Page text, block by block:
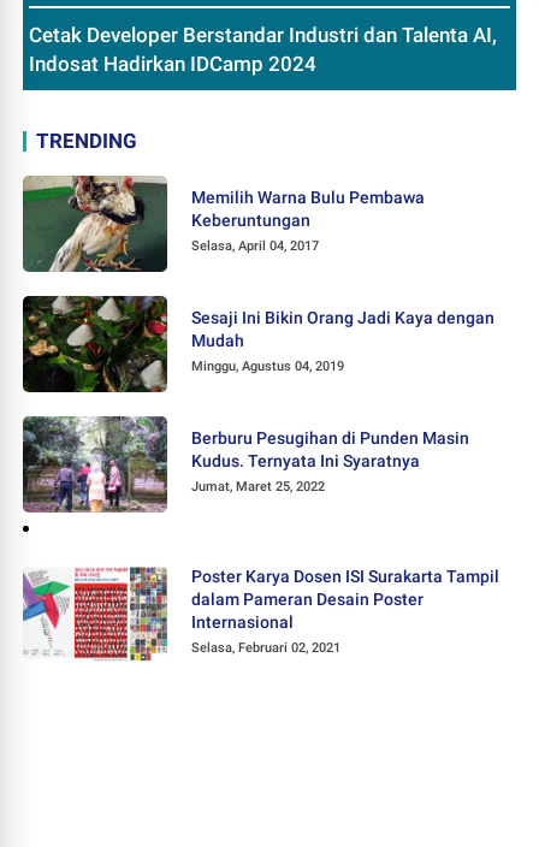
Cetak Developer Berstandar Industri dan Talenta AI,
Indosat Hadirkan IDCamp 2024
TRENDING
Memilih Warna Bulu Pembawa
Keberuntungan
Selasa, April 04, 2017
Sesaji Ini Bikin Orang Jadi Kaya dengan
Mudah
Minggu, Agustus 04, 2019
Berburu Pesugihan di Punden Masin
Kudus. Ternyata Ini Syaratnya
Jumat, Maret 25, 2022
Poster Karya Dosen ISI Surakarta Tampil
dalam Pameran Desain Poster
Internasional
Selasa, Februari 02, 2021